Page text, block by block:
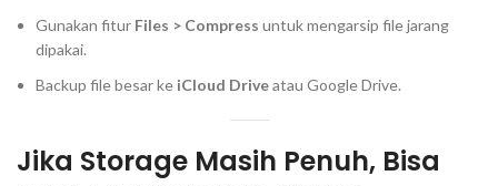
Gunakan fitur Files > Compress untuk mengarsip file jarang
dipakai.
Backup file besar ke iCloud Driveatau Google Drive.
Jika Storage Masih Penuh, Bisa